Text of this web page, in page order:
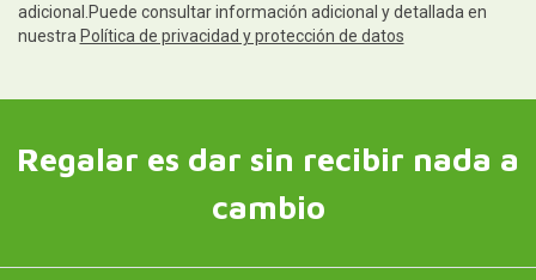
adicional.Puede consultar información adicional y detallada en
nuestra Política de privacidad y protección de datos
Regalar es dar sin recibir nada a
cambio